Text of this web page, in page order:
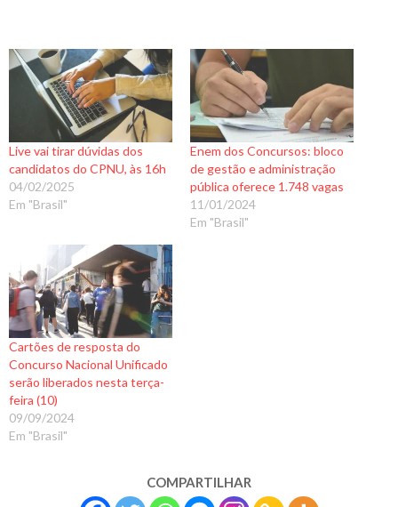
Live vai tirar dúvidas dos
candidatos do CPNU, às 16h
04/02/2025
Em "Brasil"
Enem dos Concursos: bloco
de gestão e administração
pública oferece 1.748 vagas
11/01/2024
Em "Brasil"
Cartões de resposta do
Concurso Nacional Unificado
serão liberados nesta terça-
feira (10)
09/09/2024
Em "Brasil"
COMPARTILHAR